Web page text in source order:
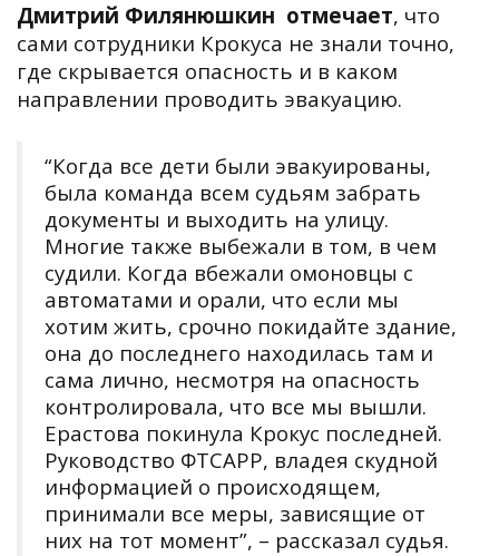
Дмитрий Филянюшкин отмечает, что
сами сотрудники Крокуса не знали точно,
где скрывается опасность и в каком
направлении проводить эвакуацию.
“Когда все дети были эвакуированы,
была команда всем судьям забрать
документы и выходить на улицу.
Многие также выбежали в том, в чем
судили. Когда вбежали омоновцы с
автоматами и орали, что если мы
хотим жить, срочно покидайте здание,
она до последнего находилась там и
сама лично, несмотря на опасность
контролировала, что все мы вышли.
Ерастова покинула Крокус последней.
Руководство ФТСАРР, владея скудной
информацией о происходящем,
принимали все меры, зависящие от
них на тот момент”, – рассказал судья.